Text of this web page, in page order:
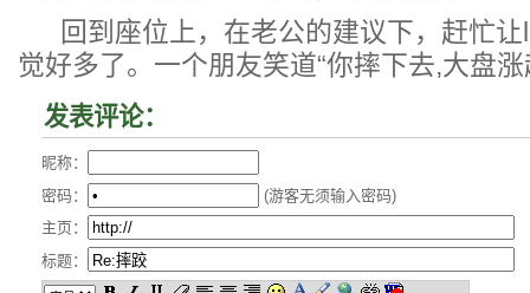
回到座位上，在老公的建议下，赶忙让
觉好多了。一个朋友笑道“你摔下去,大盘涨
发表评论：
昵称：
密码：
(游客无须输入密码)
主页：
标题：